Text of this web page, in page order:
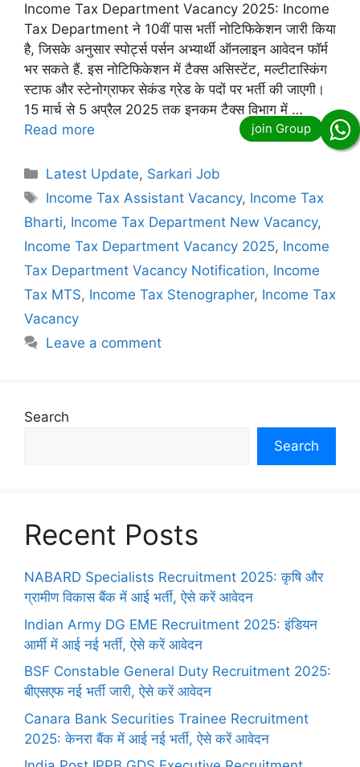
Income Tax Department Vacancy 2025: Income
Tax Department ने 10वीं पास भर्ती नोटिफिकेशन जारी किया
है, जिसके अनुसार स्पोर्ट्स पर्सन अभ्यार्थी ऑनलाइन आवेदन फॉर्म
भर सकते हैं. इस नोटिफिकेशन में टैक्स असिस्टेंट, मल्टीटास्किंग
स्टाफ और स्टेनोग्राफर सेकंड ग्रेड के पदों पर भर्ती की जाएगी।
15 मार्च से 5 अप्रैल 2025 तक इनकम टैक्स विभाग में …
Read more
Categories
Latest Update, Sarkari Job
Tags
Income Tax Assistant Vacancy, Income Tax
Bharti, Income Tax Department New Vacancy,
Income Tax Department Vacancy 2025, Income
Tax Department Vacancy Notification, Income
Tax MTS, Income Tax Stenographer, Income Tax
Vacancy
Leave a comment
Search
Search
Recent Posts
NABARD Specialists Recruitment 2025: कृषि और
ग्रामीण विकास बैंक में आई भर्ती, ऐसे करें आवेदन
Indian Army DG EME Recruitment 2025: इंडियन
आर्मी में आई नई भर्ती, ऐसे करें आवेदन
BSF Constable General Duty Recruitment 2025:
बीएसएफ नई भर्ती जारी, ऐसे करें आवेदन
Canara Bank Securities Trainee Recruitment
2025: केनरा बैंक में आई नई भर्ती, ऐसे करें आवेदन